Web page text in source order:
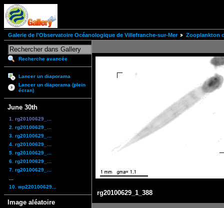
Galerie de l'Observatoire Océanologique de Villefranche-sur-Mer Zooplankton
Recherche avancée
Lancer un diaporama
Lancer un diaporama (plein
écran)
June 30th
1. rg20100629_...
2. rg20100629_...
3. rg20100629_...
4. rg20100629_...
5. rg20100629_...
6. rg20100629_...
7. rg20100629_...
10. wp220100629...
Image aléatoire
rg20100629_1_388